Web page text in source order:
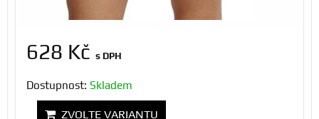
628 Kč s DPH
Dostupnost: Skladem
ZVOLTE VARIANTU